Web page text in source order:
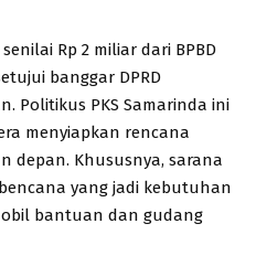
Rp 2 miliar dari BPBD
banggar DPRD
Politikus PKS Samarinda ini
menyiapkan rencana
depan. Khususnya, sarana
yang jadi kebutuhan
bantuan dan gudang